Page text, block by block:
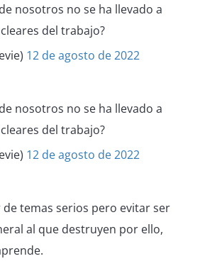
nosotros no se ha llevado a
del trabajo?
12 de agosto de 2022
nosotros no se ha llevado a
del trabajo?
12 de agosto de 2022
temas serios pero evitar ser
al que destruyen por ello,